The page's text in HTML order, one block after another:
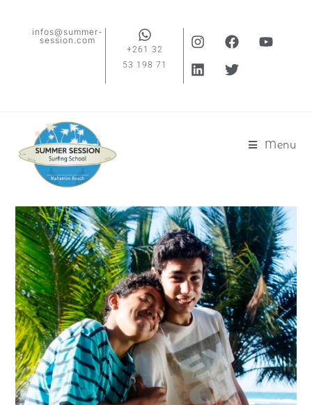
infos@summer-
session.com
+261 32
53 198 71
Menu